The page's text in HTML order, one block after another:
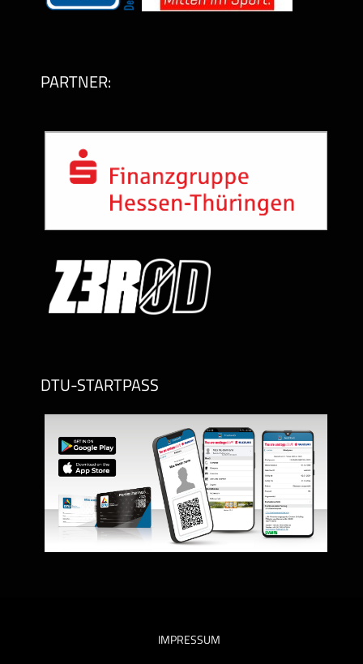
PARTNER:
DTU-STARTPASS
IMPRESSUM